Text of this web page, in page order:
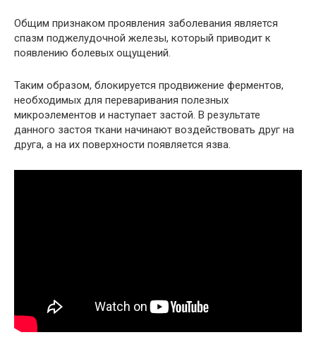
Общим признаком проявления заболевания является
спазм поджелудочной железы, который приводит к
появлению болевых ощущений.
Таким образом, блокируется продвижение ферментов,
необходимых для переваривания полезных
микроэлементов и наступает застой. В результате
данного застоя ткани начинают воздействовать друг на
друга, а на их поверхности появляется язва.